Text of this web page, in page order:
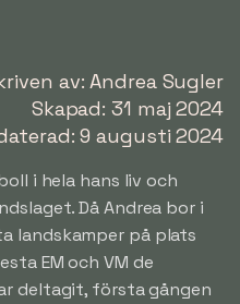
av: Andrea Sugler
Skapad: 31 maj 2024
9 augusti 2024
i hela hans liv och
Då Andrea bor i
landskamper på plats
EM och VM de
deltagit, första gången